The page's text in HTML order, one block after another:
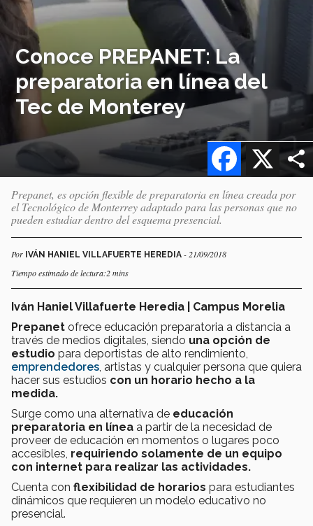
Conoce PREPANET: La
preparatoria en línea del
Tec de Monterey
X
Facebook
Prepanet, es opción flexible de preparatoria en línea creada por
el Tecnológico de Monterrey adaptado para las personas que no
pueden estudiar dentro del esquema presencial.
Por IVÁN HANIEL VILLAFUERTE HEREDIA - 21/09/2018
Tiempo estimado de lectura:2 mins
Iván Haniel Villafuerte Heredia | Campus Morelia
Prepanet ofrece educación preparatoria a distancia a
través de medios digitales, siendo una opción de
estudio para deportistas de alto rendimiento,
emprendedores , artistas y cualquier persona que quiera
hacer sus estudios con un horario hecho a la
medida.
Surge como una alternativa de educación
preparatoria en línea a partir de la necesidad de
proveer de educación en momentos o lugares poco
accesibles, requiriendo solamente de un equipo
con internet para realizar las actividades.
Cuenta con flexibilidad de horarios para estudiantes
dinámicos que requieren un modelo educativo no
presencial.